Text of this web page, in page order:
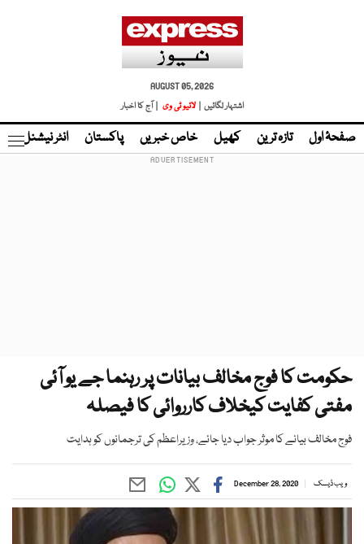
AUGUST 05, 2026
اشتہار لگائیں |
لائیو ٹی وی | آج کا اخبار
صفحۂ اول تازہ ترین کھیل خاص خبریں پاکستان انٹر نیشنل
حکومت کا فوج مخالف بیانات پر رہنما جے یو آئی
مفتی کفایت کیخلاف کارروائی کا فیصلہ
فوج مخالف بیانے کا موثر جواب دیا جائے، وزیراعظم کی ترجمانوں کو ہدایت
ویب ڈیسک December 28, 2020